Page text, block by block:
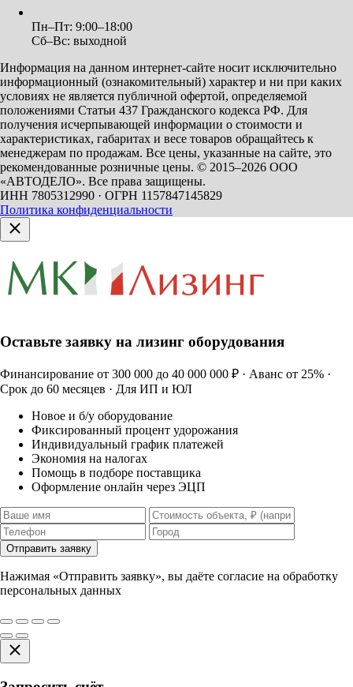
Пн–Пт: 9:00–18:00
Сб–Вс: выходной
Информация на данном интернет-сайте носит исключительно
информационный (ознакомительный) характер и ни при каких
условиях не является публичной офертой, определяемой
положениями Статьи 437 Гражданского кодекса РФ. Для
получения исчерпывающей информации о стоимости и
характеристиках, габаритах и весе товаров обращайтесь к
менеджерам по продажам. Все цены, указанные на сайте, это
рекомендованные розничные цены. © 2015–2026 ООО
«АВТОДЕЛО». Все права защищены.
ИНН 7805312990 · ОГРН 1157847145829
Политика конфиденциальности
Оставьте заявку на лизинг оборудования
Финансирование от 300 000 до 40 000 000 ₽ · Аванс от 25% ·
Срок до 60 месяцев · Для ИП и ЮЛ
Новое и б/у оборудование
Фиксированный процент удорожания
Индивидуальный график платежей
Экономия на налогах
Помощь в подборе поставщика
Оформление онлайн через ЭЦП
Отправить заявку
Нажимая «Отправить заявку», вы даёте согласие на обработку
персональных данных